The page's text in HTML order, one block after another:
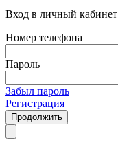
Вход в личный кабинет
Номер телефона
Пароль
Забыл пароль
Регистрация
Продолжить